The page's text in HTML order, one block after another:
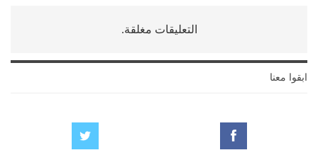
التعليقات مغلقة.
ابقوا معنا